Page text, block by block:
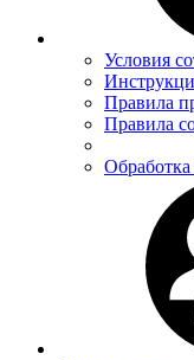
Условия
Правила
Правила